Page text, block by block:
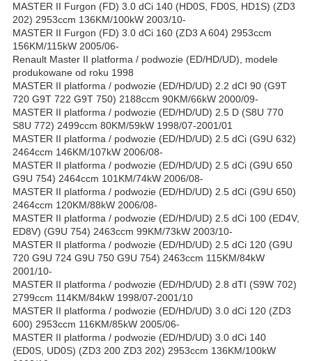
MASTER II Furgon (FD) 3.0 dCi 140 (HD0S, FD0S, HD1S) (ZD3
202) 2953ccm 136KM/100kW 2003/10-
MASTER II Furgon (FD) 3.0 dCi 160 (ZD3 A 604) 2953ccm
156KM/115kW 2005/06-
Renault Master II platforma / podwozie (ED/HD/UD), modele
produkowane od roku 1998
MASTER II platforma / podwozie (ED/HD/UD) 2.2 dCI 90 (G9T
720 G9T 722 G9T 750) 2188ccm 90KM/66kW 2000/09-
MASTER II platforma / podwozie (ED/HD/UD) 2.5 D (S8U 770
S8U 772) 2499ccm 80KM/59kW 1998/07-2001/01
MASTER II platforma / podwozie (ED/HD/UD) 2.5 dCi (G9U 632)
2464ccm 146KM/107kW 2006/08-
MASTER II platforma / podwozie (ED/HD/UD) 2.5 dCi (G9U 650
G9U 754) 2464ccm 101KM/74kW 2006/08-
MASTER II platforma / podwozie (ED/HD/UD) 2.5 dCi (G9U 650)
2464ccm 120KM/88kW 2006/08-
MASTER II platforma / podwozie (ED/HD/UD) 2.5 dCi 100 (ED4V,
ED8V) (G9U 754) 2463ccm 99KM/73kW 2003/10-
MASTER II platforma / podwozie (ED/HD/UD) 2.5 dCi 120 (G9U
720 G9U 724 G9U 750 G9U 754) 2463ccm 115KM/84kW
2001/10-
MASTER II platforma / podwozie (ED/HD/UD) 2.8 dTI (S9W 702)
2799ccm 114KM/84kW 1998/07-2001/10
MASTER II platforma / podwozie (ED/HD/UD) 3.0 dCi 120 (ZD3
600) 2953ccm 116KM/85kW 2005/06-
MASTER II platforma / podwozie (ED/HD/UD) 3.0 dCi 140
(ED0S, UD0S) (ZD3 200 ZD3 202) 2953ccm 136KM/100kW